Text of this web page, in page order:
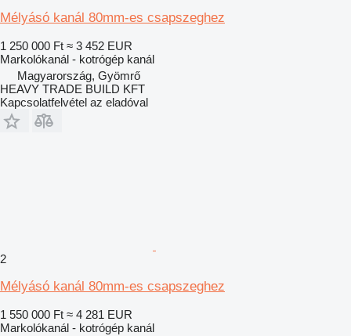
Mélyásó kanál 80mm-es csapszeghez
1 250 000 Ft ≈ 3 452 EUR
Markolókanál - kotrógép kanál
Magyarország, Gyömrő
HEAVY TRADE BUILD KFT
Kapcsolatfelvétel az eladóval
2
Mélyásó kanál 80mm-es csapszeghez
1 550 000 Ft ≈ 4 281 EUR
Markolókanál - kotrógép kanál